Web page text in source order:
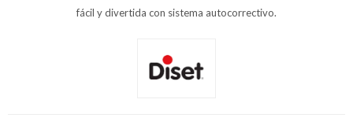
fácil y divertida con sistema autocorrectivo.